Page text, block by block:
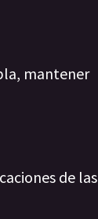
mantener
de las